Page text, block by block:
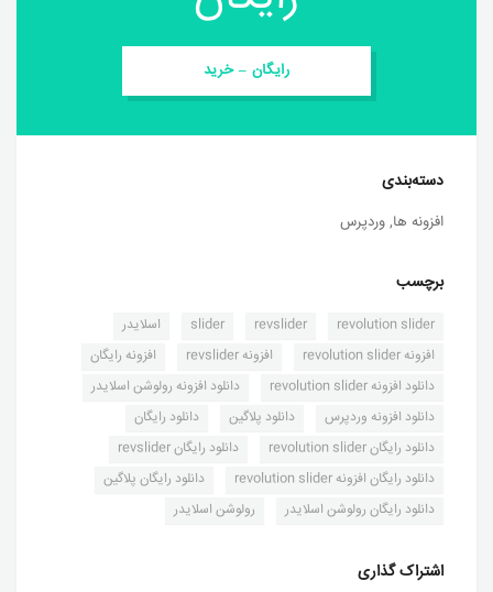
رایگان – خرید
دسته‌بندی
افزونه ها, وردپرس
برچسب
revolution slider
revslider
slider اسلایدر
افزونه revolution slider افزونه revslider افزونه رایگان
دانلود افزونه revolution slider دانلود افزونه رولوشن اسلایدر
دانلود افزونه وردپرس دانلود پلاگین دانلود رایگان
دانلود رایگان revolution slider دانلود رایگان revslider
دانلود رایگان افزونه revolution slider دانلود رایگان پلاگین
دانلود رایگان رولوشن اسلایدر رولوشن اسلایدر
اشتراک گذاری